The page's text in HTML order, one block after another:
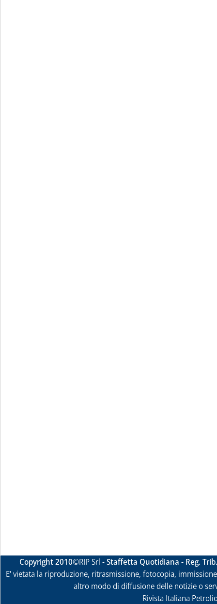
Copyright 2010©RIP Srl -Staffetta Quotidiana - Reg.
E' vietata la riproduzione, ritrasmissione, fotocopia,
altro modo di diffusione delle notizie o
Rivista Italiana